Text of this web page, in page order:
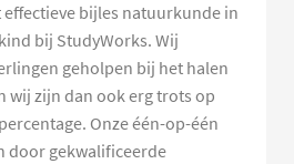
effectieve bijles natuurkunde in
bij StudyWorks. Wij
geholpen bij het halen
wij zijn dan ook erg trots op
Onze één-op-één
door gekwalificeerde